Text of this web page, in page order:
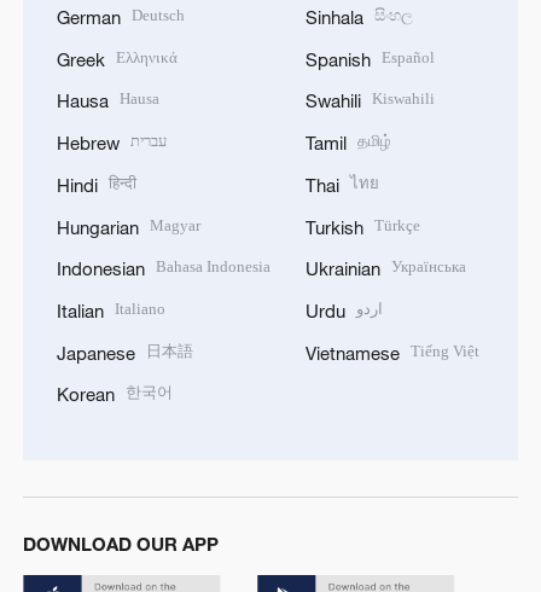
German Deutsch
Greek Ελληνικά
Hausa Hausa
Hebrew עברית
Hindi हिन्दी
Hungarian Magyar
Indonesian Bahasa Indonesia
Italian Italiano
Japanese 日本語
Korean 한국어
Sinhala සිංහල
Spanish Español
Swahili Kiswahili
Tamil தமிழ்
Thai ไทย
Turkish Türkçe
Ukrainian Українська
Urdu اردو
Vietnamese Tiếng Việt
DOWNLOAD OUR APP